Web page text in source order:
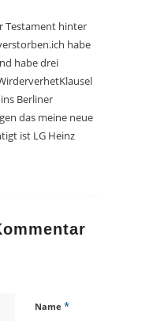
Testament hinter
habe
habe drei
Berliner
das meine neue
ist LG Heinz
Name *